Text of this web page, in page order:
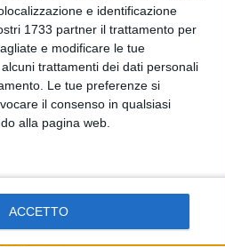
e identificazione
1733 partner il trattamento per
e modificare le tue
trattamenti dei dati personali
Le tue preferenze si
il consenso in qualsiasi
alla pagina web.
ACCETTO